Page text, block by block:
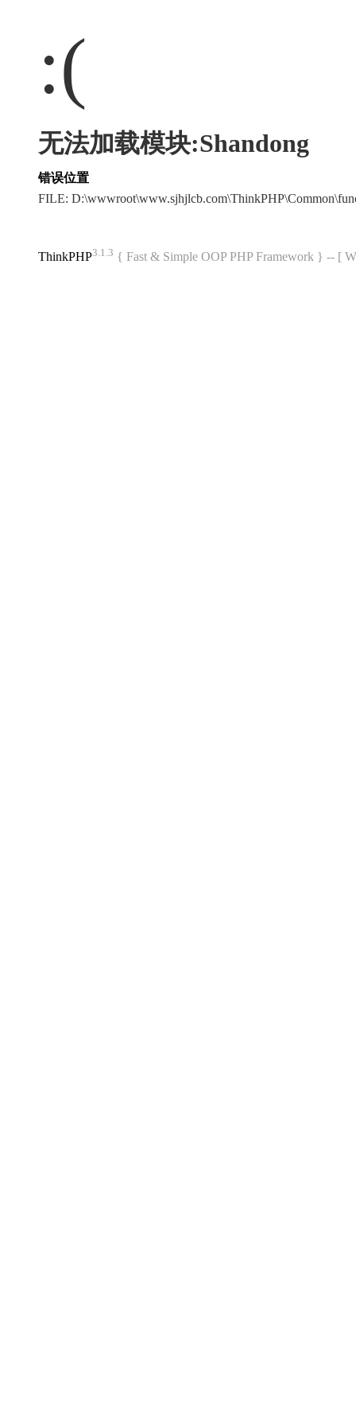
:(
无法加载模块:Shandong
错误位置
FILE:
ThinkPHP3.1.3 { Fast & Simple OOP PHP Framework } -- [